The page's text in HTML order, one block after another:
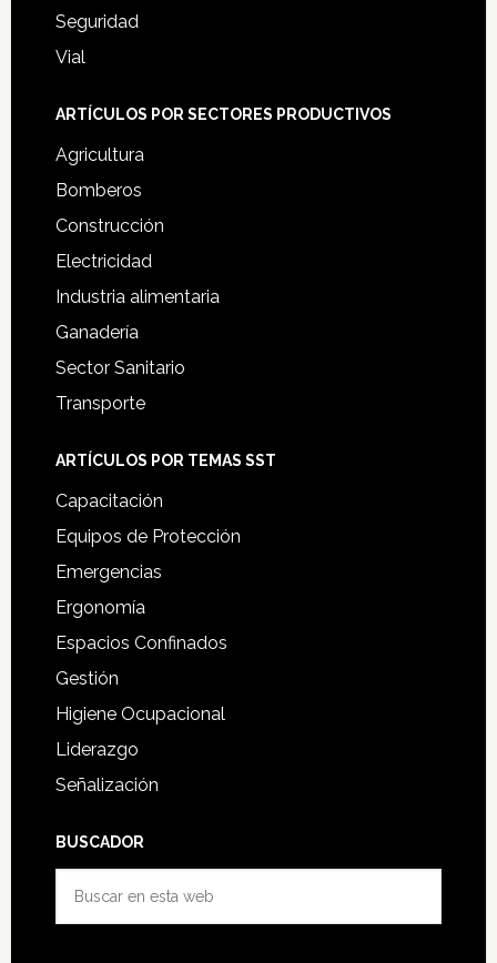
Seguridad
Vial
ARTÍCULOS POR SECTORES PRODUCTIVOS
Agricultura
Bomberos
Construcción
Electricidad
Industria alimentaria
Ganadería
Sector Sanitario
Transporte
ARTÍCULOS POR TEMAS SST
Capacitación
Equipos de Protección
Emergencias
Ergonomía
Espacios Confinados
Gestión
Higiene Ocupacional
Liderazgo
Señalización
BUSCADOR